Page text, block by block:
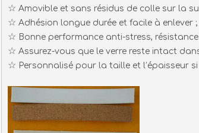
☆ Amovible et sans résidus de colle sur la
☆ Adhésion longue durée et facile à enlever ;
☆ Bonne performance anti-stress,
☆ Assurez-vous que le verre reste intact
☆ Personnalisé pour la taille et l’épaisseur si